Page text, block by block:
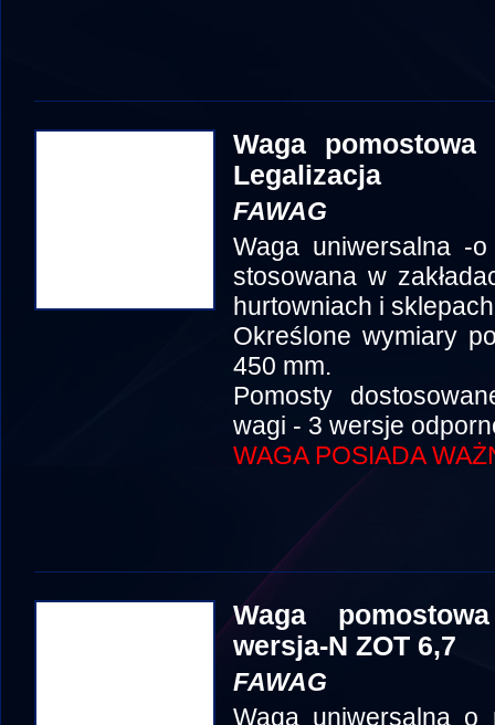
Waga
Legalizacja
FAWAG
Waga uniwersalna -
stosowana w
hurtowniach i
Określone wymiary
450 mm.
Pomosty
wagi - 3 wersje
WAGA POSIADA
Waga
wersja-N ZOT 6,7
FAWAG
Waga uniwersalna